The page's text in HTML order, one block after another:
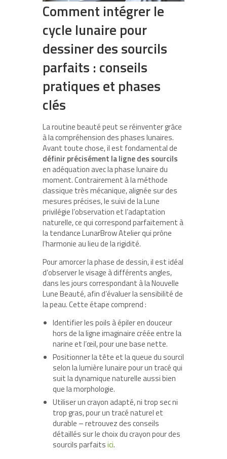
Comment intégrer le
cycle lunaire pour
dessiner des sourcils
parfaits : conseils
pratiques et phases
clés
La routine beauté peut se réinventer grâce
à la compréhension des phases lunaires.
Avant toute chose, il est fondamental de
définir précisément la ligne des sourcils
en adéquation avec la phase lunaire du
moment. Contrairement à la méthode
classique très mécanique, alignée sur des
mesures précises, le suivi de la Lune
privilégie l’observation et l’adaptation
naturelle, ce qui correspond parfaitement à
la tendance LunarBrow Atelier qui prône
l’harmonie au lieu de la rigidité.
Pour amorcer la phase de dessin, il est idéal
d’observer le visage à différents angles,
dans les jours correspondant à la Nouvelle
Lune Beauté, afin d’évaluer la sensibilité de
la peau. Cette étape comprend :
Identifier les poils à épiler en douceur
hors de la ligne imaginaire créée entre la
narine et l’œil, pour une base nette.
Positionner la tête et la queue du sourcil
selon la lumière lunaire pour un tracé qui
suit la dynamique naturelle aussi bien
que la morphologie.
Utiliser un crayon adapté, ni trop sec ni
trop gras, pour un tracé naturel et
durable – retrouvez des conseils
détaillés sur le choix du crayon pour des
sourcils parfaitsici.